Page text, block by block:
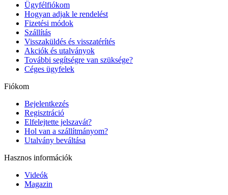
Ügyfélfiókom
Hogyan adjak le rendelést
Fizetési módok
Szállítás
Visszaküldés és visszatérítés
Akciók és utalványok
További segítségre van szüksége?
Céges ügyfelek
Fiókom
Bejelentkezés
Regisztráció
Elfelejtette jelszavát?
Hol van a szállítmányom?
Utalvány beváltása
Hasznos információk
Videók
Magazin